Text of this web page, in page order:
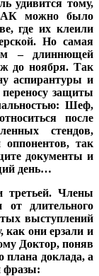
удивится тому,
можно было
где их клеили
Но самая
– длиннющей
до ноября. Так
аспирантуры и
защиты
Шеф,
после
стендов,
оппонентов, так
документы и
день…
третьей. Члены
длительного
выступлений
как они ерзали и
Доктор, поняв
плана доклада, а
фразы: